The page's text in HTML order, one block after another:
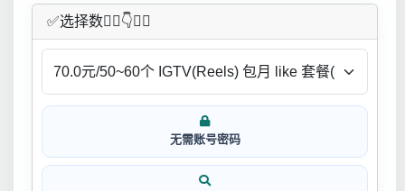
✅​选择数👇🏻​​👇👇🏻​​
无需账号密码